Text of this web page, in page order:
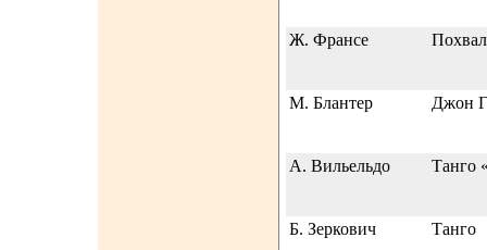
Ж. Франсе
М. Блантер Джон
А. Вильельдо Танго
Б. Зеркович Танго